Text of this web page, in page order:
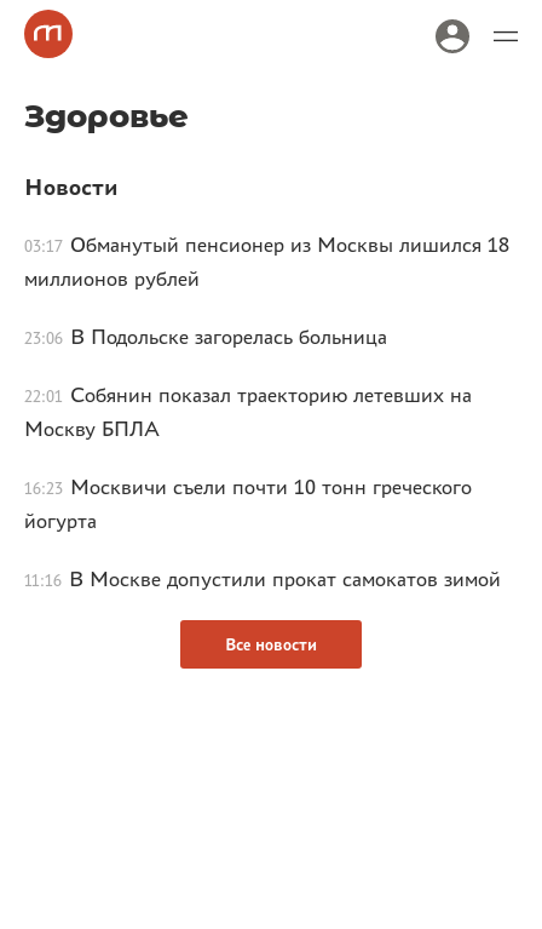
Здоровье
Новости
03:17 Обманутый пенсионер из Москвы лишился 18
миллионов рублей
23:06 В Подольске загорелась больница
22:01
Собянин показал траекторию летевших на
Москву БПЛА
16:23 Москвичи съели почти 10 тонн греческого
йогурта
11:16 В Москве допустили прокат самокатов зимой
Все новости